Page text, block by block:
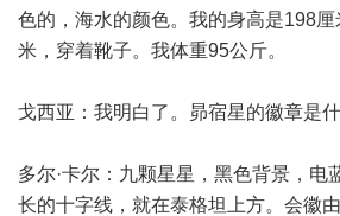
色的，海水的颜色。我的身高是198
米，穿着靴子。我体重95公斤。
戈西亚：我明白了。昴宿星的徽章是
多尔·卡尔：九颗星星，黑色背景，电
长的十字线，就在泰格坦上方。会徽